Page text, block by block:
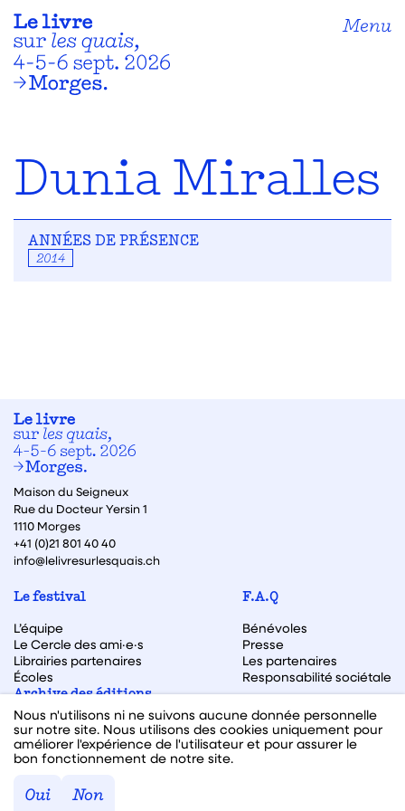
Menu
Dunia Miralles
ANNÉES DE PRÉSENCE
2014
Maison du Seigneux
Rue du Docteur Yersin 1
1110 Morges
+41 (0)21 801 40 40
info@lelivresurlesquais.ch
Le festival
L’équipe
Le Cercle des ami·e·s
Librairies partenaires
Écoles
F.A.Q
Bénévoles
Presse
Les partenaires
Responsabilité sociétale
Archive des éditions
Archive des autrices et auteurs
Facebook
Instagram
Linkedin
Youtube
Nous n'utilisons ni ne suivons aucune donnée personnelle
sur notre site. Nous utilisons des cookies uniquement pour
améliorer l'expérience de l'utilisateur et pour assurer le
bon fonctionnement de notre site.
Oui Non